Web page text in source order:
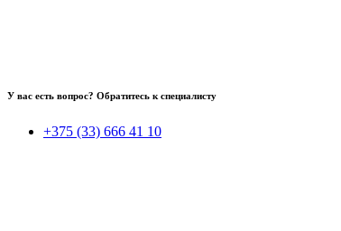
У вас есть вопрос? Обратитесь к специалисту
+375 (33) 666 41 10